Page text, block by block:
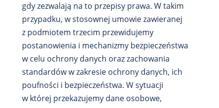
gdy zezwalają na to przepisy prawa. W takim
przypadku, w stosownej umowie zawieranej
z podmiotem trzecim przewidujemy
postanowienia i mechanizmy bezpieczeństwa
w celu ochrony danych oraz zachowania
standardów w zakresie ochrony danych, ich
poufności i bezpieczeństwa. W sytuacji
w której przekazujemy dane osobowe,